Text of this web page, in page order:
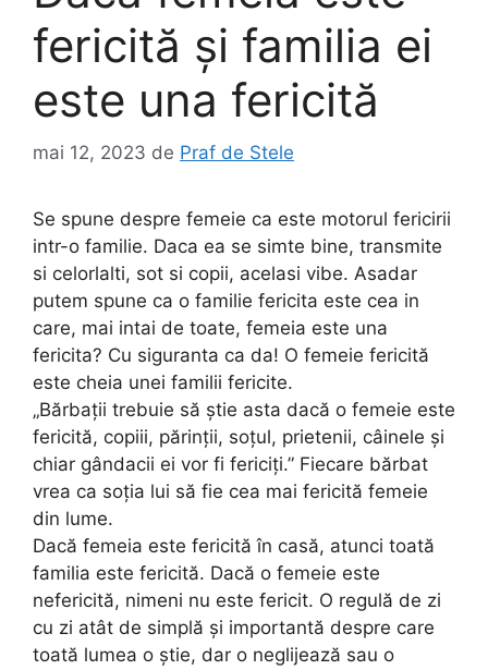
fericită și familia ei
este una fericită
mai 12, 2023 de Praf de Stele
Se spune despre femeie ca este motorul fericirii
intr-o familie. Daca ea se simte bine, transmite
si celorlalti, sot si copii, acelasi vibe. Asadar
putem spune ca o familie fericita este cea in
care, mai intai de toate, femeia este una
fericita? Cu siguranta ca da! O femeie fericită
este cheia unei familii fericite.
„Bărbații trebuie să știe asta dacă o femeie este
fericită, copiii, părinții, soțul, prietenii, câinele și
chiar gândacii ei vor fi fericiți.” Fiecare bărbat
vrea ca soția lui să fie cea mai fericită femeie
din lume.
Dacă femeia este fericită în casă, atunci toată
familia este fericită. Dacă o femeie este
nefericită, nimeni nu este fericit. O regulă de zi
cu zi atât de simplă și importantă despre care
toată lumea o știe, dar o neglijează sau o